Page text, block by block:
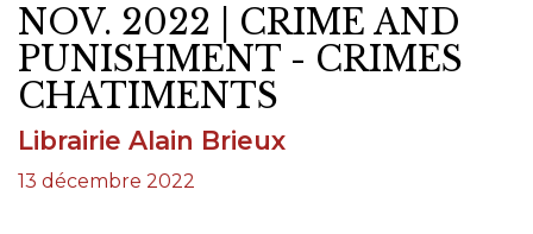
NOV. 2022 | CRIME AND
PUNISHMENT - CRIMES
CHATIMENTS
Librairie Alain Brieux
13 décembre 2022